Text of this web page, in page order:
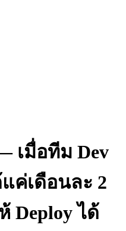
เมื่อทีม Dev
ค่เดือนละ 2
Deploy ได้